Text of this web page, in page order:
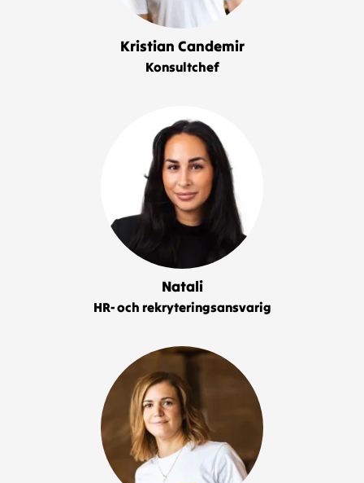
Kristian Candemir
Konsultchef
Natali
HR- och rekryteringsansvarig